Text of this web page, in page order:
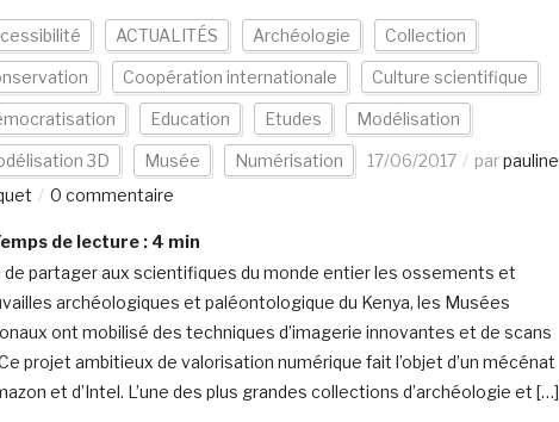
ACTUALITÉS Archéologie Collection
Coopération internationale Culture scientifique
Education Etudes Modélisation
3D Musée Numérisation 17/06/2017 parpauline
0 commentaire
de lecture : 4 min
de partager aux scientifiques du monde entier les ossements et
archéologiques et paléontologique du Kenya, les Musées
ont mobilisé des techniques d’imagerie innovantes et de scans
projet ambitieux de valorisation numérique fait l’objet d’un mécénat
et d’Intel. L’une des plus grandes collections d’archéologie et […]